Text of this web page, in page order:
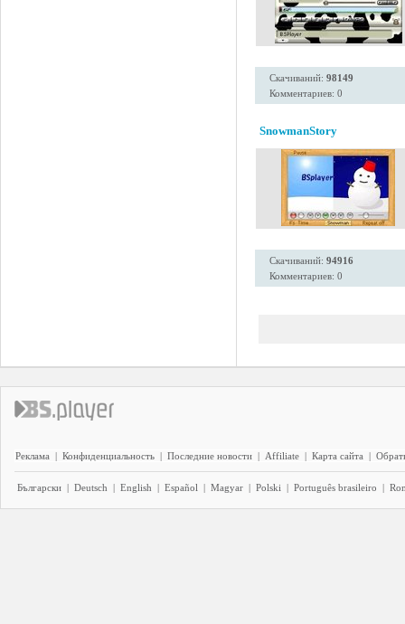
Скачиваний: 98149
Комментариев: 0
SnowmanStory
Скачиваний: 94916
Комментариев: 0
Реклама | Конфиденциальность | Последние новости | Affiliate | Карта сайта |
Български | Deutsch | English | Español | Magyar | Polski | Português brasileiro |